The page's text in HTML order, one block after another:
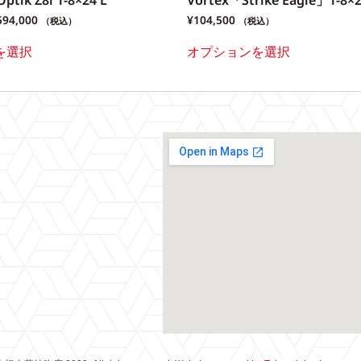
（税込）
選択
¥104,500 （税込）
オプションを選択